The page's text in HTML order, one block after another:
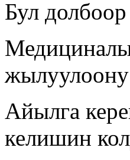
Бул
Айылга
келишин